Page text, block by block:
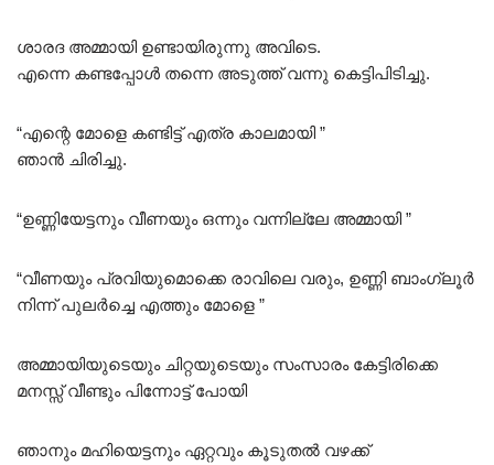
ശാരദ അമ്മായി ഉണ്ടായിരുന്നു അവിടെ.
എന്നെ കണ്ടപ്പോൾ തന്നെ അടുത്ത് വന്നു കെട്ടിപിടിച്ചു.
“എന്റെ മോളെ കണ്ടിട്ട് എത്ര കാലമായി ”
ഞാൻ ചിരിച്ചു.
“ഉണ്ണിയേട്ടനും വീണയും ഒന്നും വന്നില്ലേ അമ്മായി ”
“വീണയും പ്രവിയുമൊക്കെ രാവിലെ വരും, ഉണ്ണി ബാംഗ്ലൂർ
നിന്ന് പുലർച്ചെ എത്തും മോളെ ”
അമ്മായിയുടെയും ചിറ്റയുടെയും സംസാരം കേട്ടിരിക്കെ
മനസ്സ് വീണ്ടും പിന്നോട്ട് പോയി
ഞാനും മഹിയെട്ടനും ഏറ്റവും കൂടുതൽ വഴക്ക്